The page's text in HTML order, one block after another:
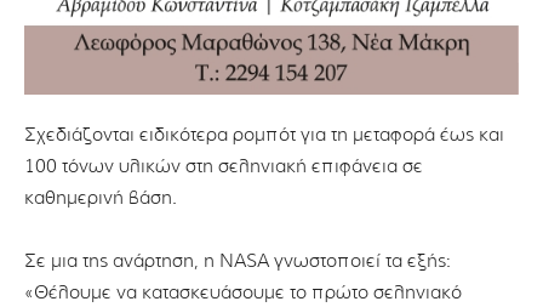
Σχεδιάζονται ειδικότερα ρομπότ για τη μεταφορά έως και
100 τόνων υλικών στη σεληνιακή επιφάνεια σε
καθημερινή βάση.
Σε μια της ανάρτηση, η NASA γνωστοποιεί τα εξής:
«Θέλουμε να κατασκευάσουμε το πρώτο σεληνιακό